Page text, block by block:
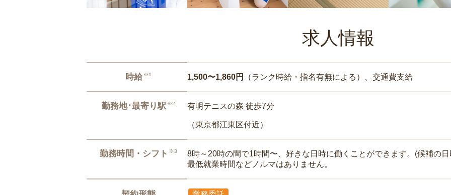
求人情報
時給 ※1 1,500〜1,860円 （ランク時給・指名有無による）、交通費支給
勤務地･最寄り駅 ※2 有明テニスの森 徒歩7分
（東京都江東区付近）
勤務時間・シフト ※3
8時～20時の間で1時間〜、好きな日時に働くことができます。(候補の
最低就業時間などノルマはありません。